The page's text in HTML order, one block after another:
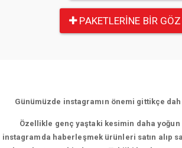
PAKETLERINE BIR
Günümüzde instagramın önemi gittikçe
Özellikle genç yaştaki kesimin daha yoğun
instagramda haberleşmek ürünleri satın alıp